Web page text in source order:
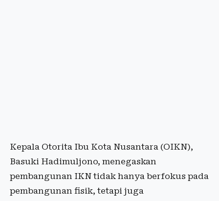
Kepala Otorita Ibu Kota Nusantara (OIKN),
Basuki Hadimuljono, menegaskan
pembangunan IKN tidak hanya berfokus pada
pembangunan fisik, tetapi juga